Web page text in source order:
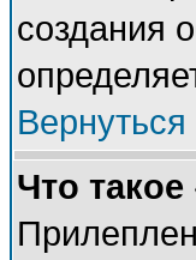
создания
Что